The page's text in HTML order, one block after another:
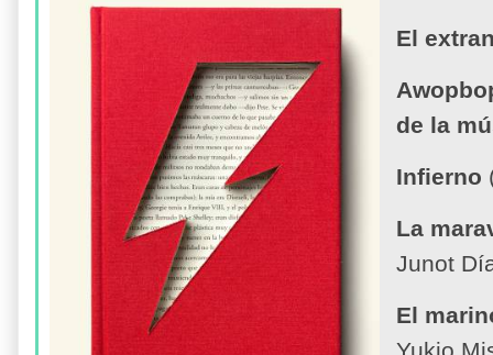
El
de la
Infierno
La
Junot
El